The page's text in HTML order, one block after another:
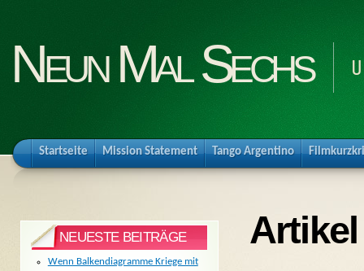
Neun Mal Sechs
Startseite Mission Statement Tango Argentino
NEUESTE BEITRÄGE
Wenn Balkendiagramme Kriege mit